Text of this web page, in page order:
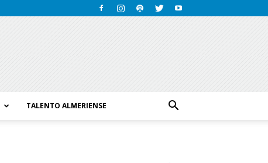
TALENTO ALMERIENSE